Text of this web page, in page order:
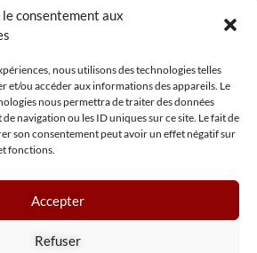
consentement aux
nous utilisons des technologies telles
et/ou accéder aux informations des appareils. Le
nous permettra de traiter des données
navigation ou les ID uniques sur ce site. Le fait de
son consentement peut avoir un effet négatif sur
fonctions.
Accepter
Refuser